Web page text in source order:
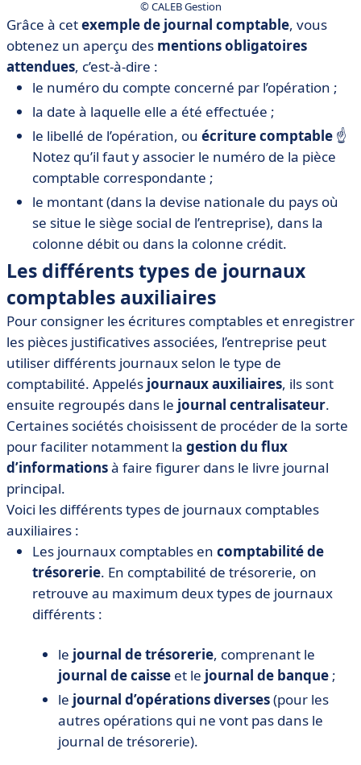
© CALEB Gestion
Grâce à cetexemple de journal comptable, vous
obtenez un aperçu des mentions obligatoires
attendues, c’est-à-dire :
le numéro du compte concerné par l’opération ;
la date à laquelle elle a été effectuée ;
le libellé de l’opération, ou écriture comptable ☝️
Notez qu’il faut y associer le numéro de la pièce
comptable correspondante ;
le montant (dans la devise nationale du pays où
se situe le siège social de l’entreprise), dans la
colonne débit ou dans la colonne crédit.
Les différents types de journaux
comptables auxiliaires
Pour consigner les écritures comptables et enregistrer
les pièces justificatives associées, l’entreprise peut
utiliser différents journaux selon le type de
comptabilité. Appelés journaux auxiliaires, ils sont
ensuite regroupés dans le journal centralisateur.
Certaines sociétés choisissent de procéder de la sorte
pour faciliter notamment la gestion du flux
d’informationsà faire figurer dans le livre journal
principal.
Voici les différents types de journaux comptables
auxiliaires :
Les journaux comptables en comptabilité de
trésorerie. En comptabilité de trésorerie, on
retrouve au maximum deux types de journaux
différents :
le journal de trésorerie, comprenant le
journal de caisse et le journal de banque ;
le journal d’opérations diverses(pour les
autres opérations qui ne vont pas dans le
journal de trésorerie).